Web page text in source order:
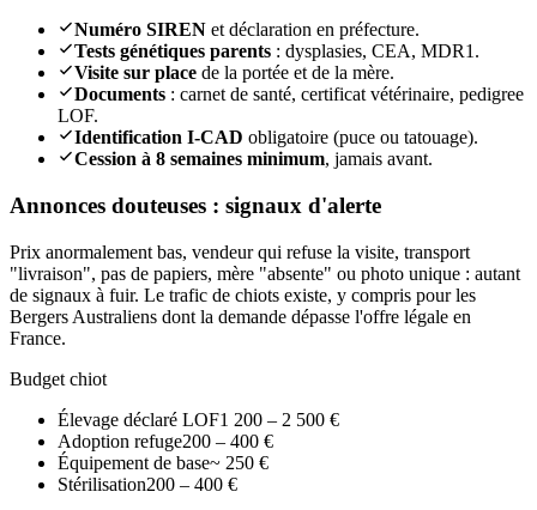
Numéro SIREN et déclaration en préfecture.
Tests génétiques parents : dysplasies, CEA, MDR1.
Visite sur place de la portée et de la mère.
Documents : carnet de santé, certificat vétérinaire, pedigree
LOF.
Identification I-CAD obligatoire (puce ou tatouage).
Cession à 8 semaines minimum, jamais avant.
Annonces douteuses : signaux d'alerte
Prix anormalement bas, vendeur qui refuse la visite, transport
"livraison", pas de papiers, mère "absente" ou photo unique : autant
de signaux à fuir. Le trafic de chiots existe, y compris pour les
Bergers Australiens dont la demande dépasse l'offre légale en
France.
Budget chiot
Élevage déclaré LOF1 200 – 2 500 €
Adoption refuge200 – 400 €
Équipement de base~ 250 €
Stérilisation200 – 400 €